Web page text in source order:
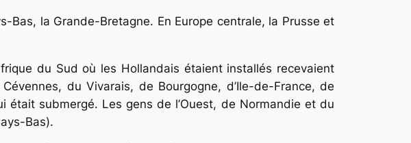
Bas, la Grande-Bretagne. En Europe centrale, la Prusse et
du Sud où les Hollandais étaient installés recevaient
du Vivarais, de Bourgogne, d’Ile­-de-France, de
submergé. Les gens de l’Ouest, de Normandie et du
Bas).